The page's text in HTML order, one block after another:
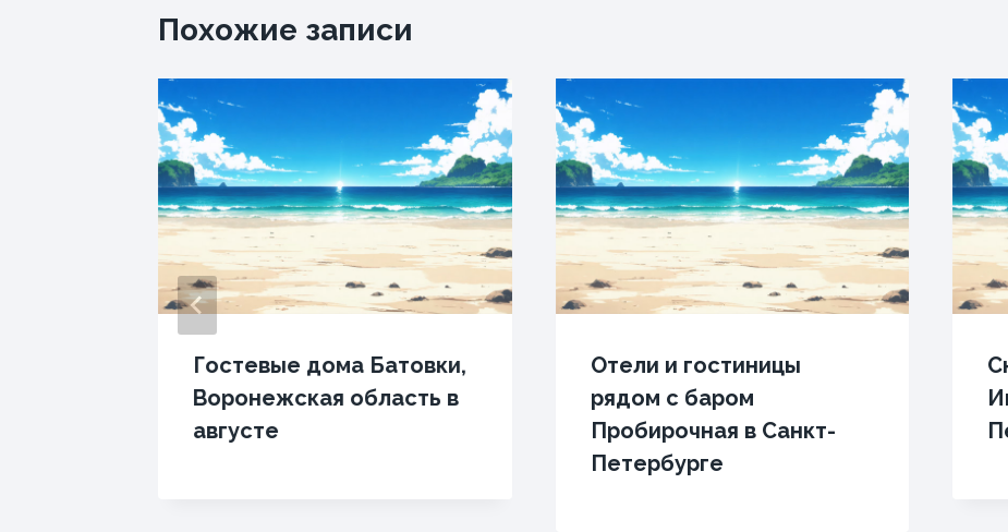
Похожие записи
Гостевые дома Батовки,
Воронежская область в
августе
Отели и гостиницы
рядом с баром
Пробирочная в Санкт-
Петербурге